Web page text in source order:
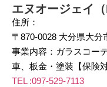
エヌオージェイ
住所：
〒870-0028 大分県大分
事業内容：ガラスコー
車、板金・塗装【保険
TEL :097-529-7113